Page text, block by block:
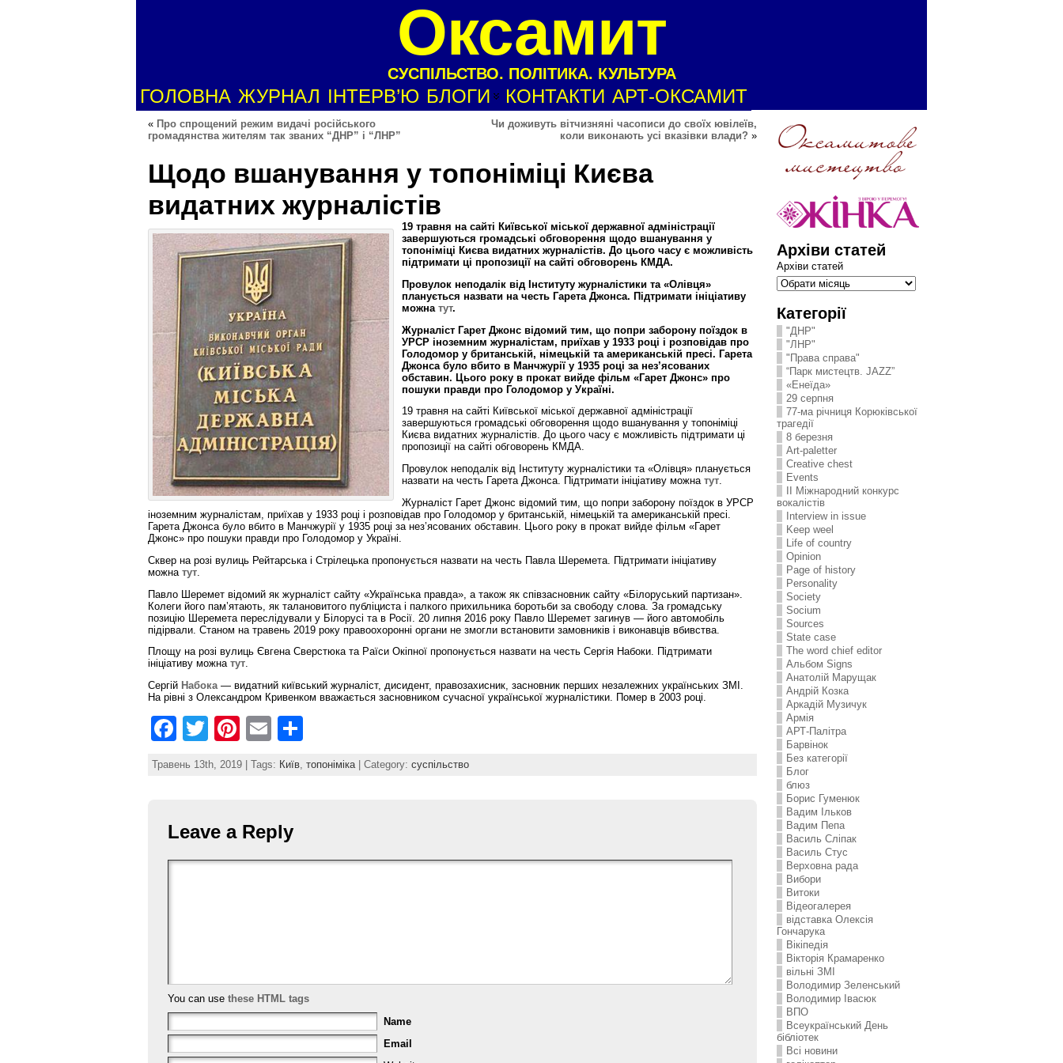
Оксамит
СУСПІЛЬСТВО. ПОЛІТИКА. КУЛЬТУРА
ГОЛОВНА ЖУРНАЛ ІНТЕРВ’Ю БЛОГИ КОНТАКТИ АРТ-ОКСАМИТ
« Про спрощений режим видачі російського
громадянства жителям так званих “ДНР” і “ЛНР”
Чи доживуть вітчизняні часописи до своїх ювілеїв,
коли виконають усі вказівки влади? »
Щодо вшанування у топоніміці Києва
видатних журналістів
19 травня на сайті Київської міської державної адміністрації
завершуються громадські обговорення щодо вшанування у
топоніміці Києва видатних журналістів. До цього часу є можливість
підтримати ці пропозиції на сайті обговорень КМДА.
Провулок неподалік від Інституту журналістики та «Олівця»
планується назвати на честь Гарета Джонса. Підтримати ініціативу
можна тут.
Журналіст Гарет Джонс відомий тим, що попри заборону поїздок в
УРСР іноземним журналістам, приїхав у 1933 році і розповідав про
Голодомор у британській, німецькій та американській пресі. Гарета
Джонса було вбито в Манчжурії у 1935 році за нез’ясованих
обставин. Цього року в прокат вийде фільм «Гарет Джонс» про
пошуки правди про Голодомор у Україні.
19 травня на сайті Київської міської державної адміністрації
завершуються громадські обговорення щодо вшанування у топоніміці
Києва видатних журналістів. До цього часу є можливість підтримати ці
пропозиції на сайті обговорень КМДА.
Провулок неподалік від Інституту журналістики та «Олівця» планується
назвати на честь Гарета Джонса. Підтримати ініціативу можна тут.
Журналіст Гарет Джонс відомий тим, що попри заборону поїздок в УРСР
іноземним журналістам, приїхав у 1933 році і розповідав про Голодомор у британській, німецькій та американській пресі.
Гарета Джонса було вбито в Манчжурії у 1935 році за нез’ясованих обставин. Цього року в прокат вийде фільм «Гарет
Джонс» про пошуки правди про Голодомор у Україні.
Сквер на розі вулиць Рейтарська і Стрілецька пропонується назвати на честь Павла Шеремета. Підтримати ініціативу
можна тут
Павло Шеремет відомий як журналіст сайту «Українська правда», а також як співзасновник сайту «Білоруський партизан».
Колеги його пам’ятають, як талановитого публіциста і палкого прихильника боротьби за свободу слова. За громадську
позицію Шеремета переслідували у Білорусі та в Росії. 20 липня 2016 року Павло Шеремет загинув — його автомобіль
підірвали. Станом на травень 2019 року правоохоронні органи не змогли встановити замовників і виконавців вбивства.
Площу на розі вулиць Євгена Сверстюка та Раїси Окіпної пропонується назвати на честь Сергія Набоки. Підтримати
ініціативу можна тут.
Сергій Набока— видатний київський журналіст, дисидент, правозахисник, засновник перших незалежних українських ЗМІ.
На рівні з Олександром Кривенком вважається засновником сучасної української журналістики. Помер в 2003 році.
F
b
o
T
w
itt
Pi
nt
er
st
E
m
Травень 13th, 2019 | Tags: Київ, топоніміка| Category: суспільство
Leave a Reply
You can use these HTML tags
Name
Email
Архіви статей
Архіви статей
Категорії
"ДНР"
"ЛНР"
"Права справа"
“Парк мистецтв. JAZZ”
«Енеїда»
29 серпня
77-ма річниця Корюківської
трагедії
8 березня
Art-paletter
Creative chest
Events
II Міжнародний конкурс
вокалістів
Interview in issue
Keep weel
Life of country
Opinion
Page of history
Personality
Society
Socium
Sources
State case
The word chief editor
Альбом Signs
Анатолій Марущак
Андрій Козка
Аркадій Музичук
Армія
АРТ-Палітра
Барвінок
Без категорії
Блог
блюз
Борис Гуменюк
Вадим Ільков
Вадим Пепа
Василь Сліпак
Василь Стус
Верховна рада
Вибори
Витоки
Відеогалерея
відставка Олексія
Гончарука
Вікіпедія
Вікторія Крамаренко
вільні ЗМІ
Володимир Зеленський
Володимир Івасюк
ВПО
Всеукраїнський День
бібліотек
Всі новини